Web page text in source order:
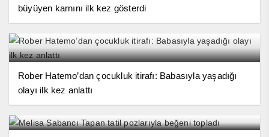
büyüyen karnını ilk kez gösterdi
Rober Hatemo’dan çocukluk itirafı: Babasıyla yaşadığı
olayı ilk kez anlattı